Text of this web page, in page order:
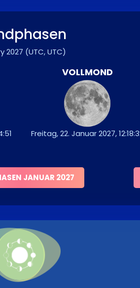
2027 (UTC, UTC)
VOLLMOND
Freitag, 22. Januar 2027,
JANUAR 2027